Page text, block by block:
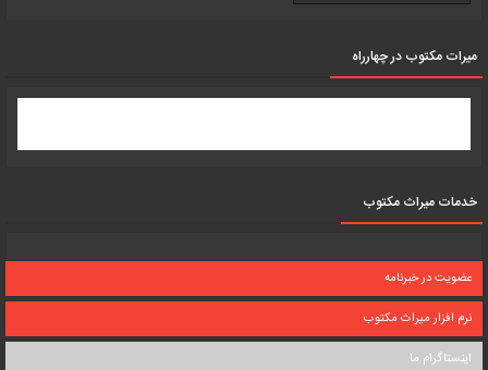
میرات مکتوب در چهارراه
خدمات میراث مکتوب
عضویت در خبرنامه
نرم افزار میراث مکتوب
اینستاگرام ما